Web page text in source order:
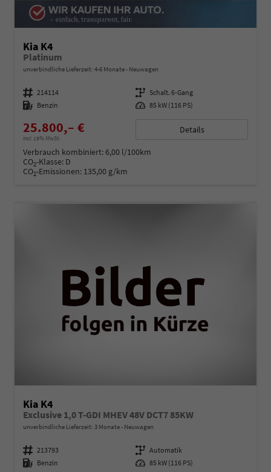
Kia K4
Platinum
unverbindliche Lieferzeit: 4-6 Monate Neuwagen
Fahrzeugnummer 214114 Getriebe Schalt. 6-Gang
Kraftstoff Benzin Leistung 85 kW (116 PS)
25.800,– €
incl. 19% MwSt.
Details
Verbrauch kombiniert:6,00 l/100km
CO2-Klasse: D
CO2-Emissionen: 135,00 g/km
Kia K4
Exclusive 1,0 T-GDI MHEV 48V DCT7 85KW
unverbindliche Lieferzeit: 3 Monate Neuwagen
Fahrzeugnummer 213793 Getriebe Automatik
Kraftstoff Benzin Leistung 85 kW (116 PS)